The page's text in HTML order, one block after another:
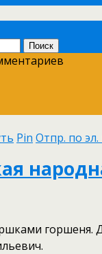
Pin Отпр. по эл.
горшеня.